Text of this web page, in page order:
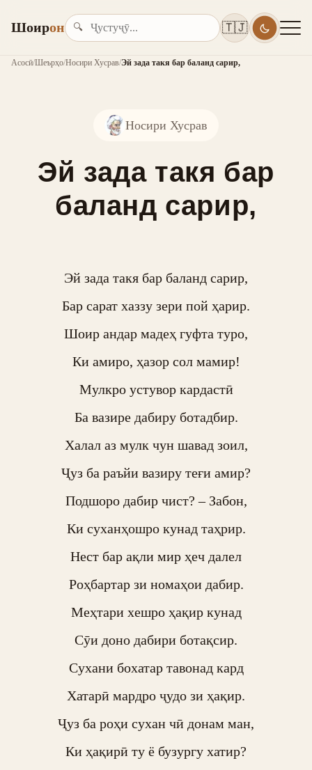
Шоирон 🔍 🇹🇯
Асосӣ/Шеърҳо/Носири Хусрав/Эй зада такя бар баланд сарир,
Носири Хусрав
Эй зада такя бар
баланд сарир,
Эй зада такя бар баланд сарир,
Бар сарат хаззу зери пой ҳарир.
Шоир андар мадеҳ гуфта туро,
Ки амиро, ҳазор сол мамир!
Мулкро устувор кардастӣ
Ба вазире дабиру ботадбир.
Халал аз мулк чун шавад зоил,
Ҷуз ба раъйи вазиру теғи амир?
Подшоро дабир чист? – Забон,
Ки суханҳошро кунад таҳрир.
Нест бар ақли мир ҳеч далел
Роҳбартар зи номаҳои дабир.
Меҳтари хешро ҳақир кунад
Сӯи доно дабири ботақсир.
Сухани бохатар тавонад кард
Хатарӣ мардро ҷудо зи ҳақир.
Ҷуз ба роҳи сухан чӣ донам ман,
Ки ҳақирӣ ту ё бузургу хатир?